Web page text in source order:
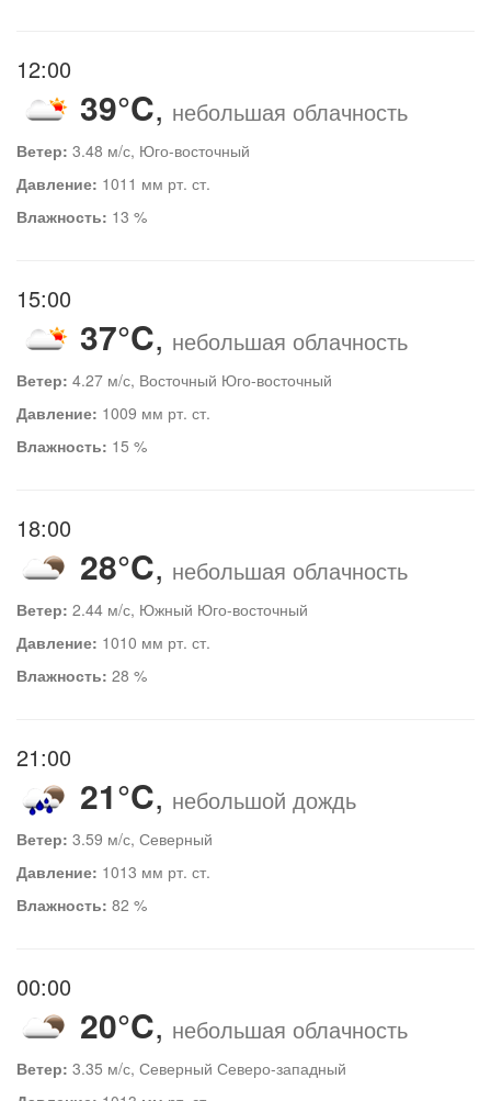
12:00
39°C, небольшая облачность
Ветер: 3.48 м/с, Юго-восточный
Давление: 1011 мм рт. ст.
Влажность: 13 %
15:00
37°C, небольшая облачность
Ветер: 4.27 м/с, Восточный Юго-восточный
Давление: 1009 мм рт. ст.
Влажность: 15 %
18:00
28°C, небольшая облачность
Ветер: 2.44 м/с, Южный Юго-восточный
Давление: 1010 мм рт. ст.
Влажность: 28 %
21:00
21°C, небольшой дождь
Ветер: 3.59 м/с, Северный
Давление: 1013 мм рт. ст.
Влажность: 82 %
00:00
20°C, небольшая облачность
Ветер: 3.35 м/с, Северный Северо-западный